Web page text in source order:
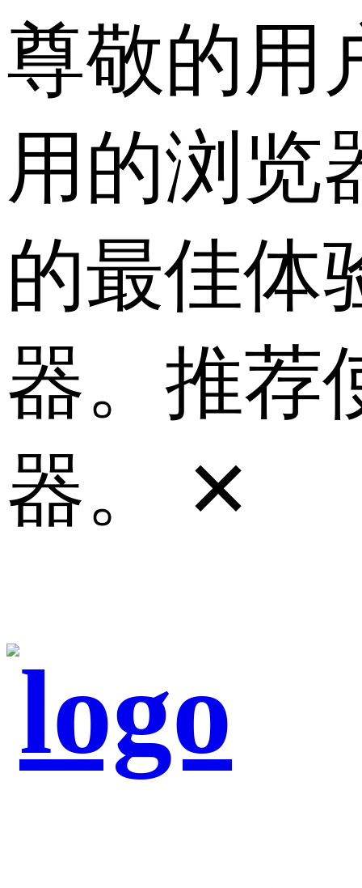
尊敬的用
用的浏览
的最佳体
器。推荐
器。
✕